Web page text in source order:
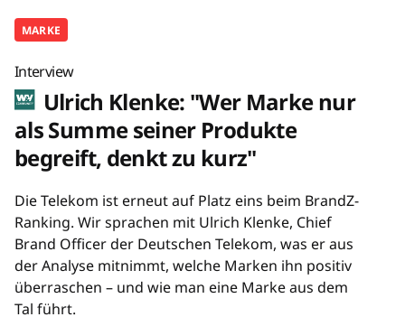
MARKE
Interview
Ulrich Klenke: "Wer Marke nur
als Summe seiner Produkte
begreift, denkt zu kurz"
Die Telekom ist erneut auf Platz eins beim BrandZ-
Ranking. Wir sprachen mit Ulrich Klenke, Chief
Brand Officer der Deutschen Telekom, was er aus
der Analyse mitnimmt, welche Marken ihn positiv
überraschen – und wie man eine Marke aus dem
Tal führt.